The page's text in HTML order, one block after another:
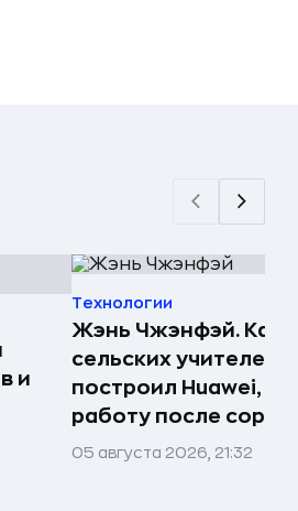
и
Технологии
Жэнь Чжэнфэй. Как
сельских учителей
построил Huawei,
работу после
05 августа 2026, 21:32